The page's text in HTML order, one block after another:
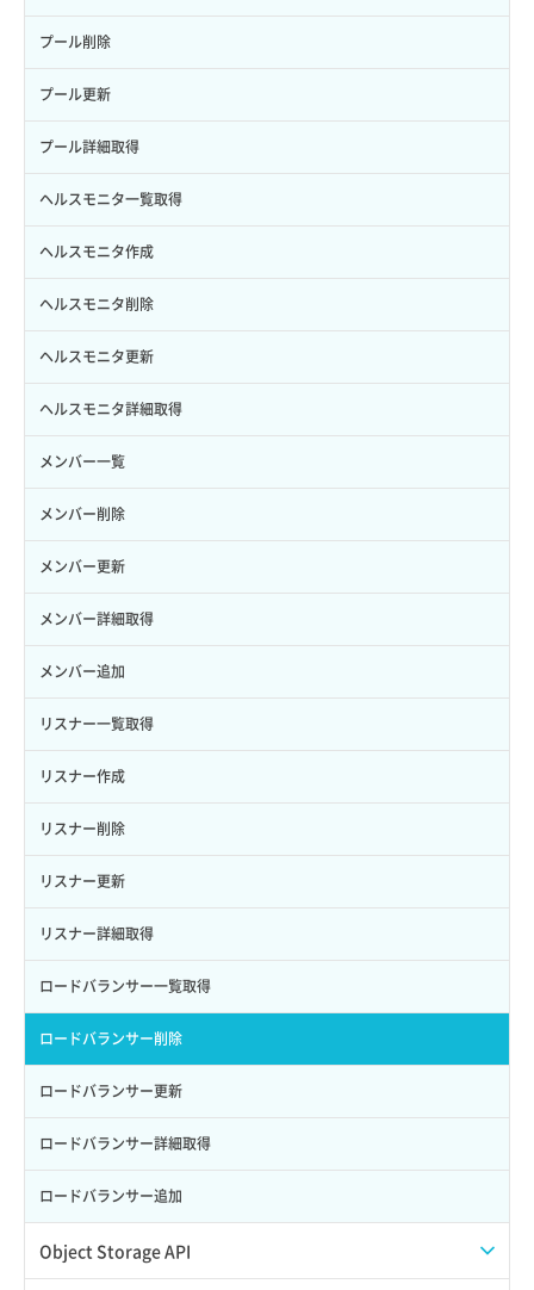
サブユーザー作成
サブユーザー削除
サブユーザー更新
サブユーザー詳細取得
トークン発行
パーミッション一覧取得
ロールからパーミッションを紐づけ解除
ロールにパーミッションを紐づけ
ロール一覧取得
ロール作成
ロール削除
ロール更新
ロール詳細取得
イメージ保存容量変更
イメージ削除
イメージ詳細取得
SSHキーペア詳細取得
アタッチ済みポート一覧取得
アタッチ済みポート詳細取得
アタッチ済みボリューム一覧
アタッチ済みボリューム詳細取得
コンソールURL発行
サーバーに紐づくアドレス取得
サーバーに紐づくアドレス取得（ネットワーク指定）
サーバーに紐づくセキュリティグループ取得
サーバープラン一覧取得
サーバープラン変更
サーバープラン詳細一覧取得
サーバープラン詳細取得
サーバーメタデータ取得
サーバーメタデータ更新（ネームタグ変更）
サーバー一覧取得
サーバー作成
サーバー再構築（OS再インストール）
サーバー利用状況グラフ（CPU）
サーバー利用状況グラフ（ディスクIO）
サーバー利用状況グラフ（トラフィック）
サーバー削除
サーバー操作（起動/停止/再起動/強制停止）
サーバー設定切替
サブネット作成（ローカルネットワーク用）
サブネット削除（ローカルネットワーク用）
サブネット詳細取得
セキュリティグループ ルール一覧取得
セキュリティグループ ルール作成
セキュリティグループ ルール削除
セキュリティグループ ルール詳細取得
セキュリティグループ一覧取得
セキュリティグループ作成
セキュリティグループ削除
セキュリティグループ更新
セキュリティグループ詳細取得
ネットワーク一覧取得
ネットワーク作成（ローカルネットワーク用）
ネットワーク削除（ローカルネットワーク用）
ネットワーク詳細取得
ポート一覧取得
ポート作成（ローカルネットワーク用）
ポート作成（追加IP用）
ポート削除
ポート更新
ポート詳細取得
プール削除
プール更新
プール詳細取得
ヘルスモニタ一覧取得
ヘルスモニタ作成
ヘルスモニタ削除
ヘルスモニタ更新
ヘルスモニタ詳細取得
メンバー一覧
メンバー削除
メンバー更新
メンバー詳細取得
メンバー追加
リスナー一覧取得
リスナー作成
リスナー削除
リスナー更新
リスナー詳細取得
ロードバランサー一覧取得
ロードバランサー削除
ロードバランサー更新
ロードバランサー詳細取得
ロードバランサー追加
Object Storage API